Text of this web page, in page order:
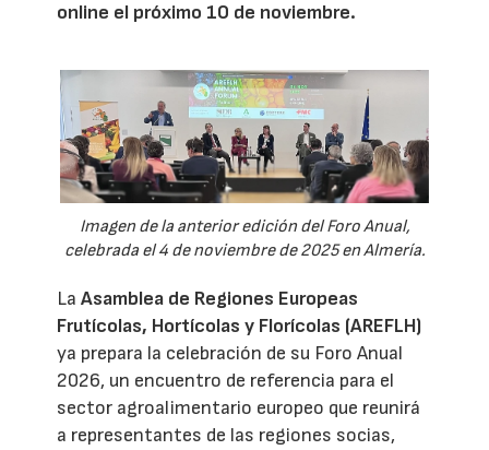
online el próximo 10 de noviembre.
Imagen de la anterior edición del Foro Anual,
celebrada el 4 de noviembre de 2025 en Almería.
LaAsamblea de Regiones Europeas
Frutícolas, Hortícolas y Florícolas (AREFLH)
ya prepara la celebración de su Foro Anual
2026, un encuentro de referencia para el
sector agroalimentario europeo que reunirá
a representantes de las regiones socias,